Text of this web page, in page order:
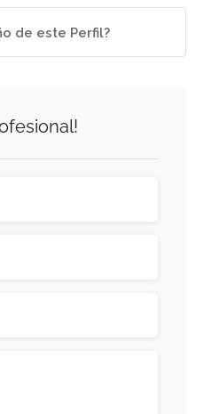
de este Perfil?